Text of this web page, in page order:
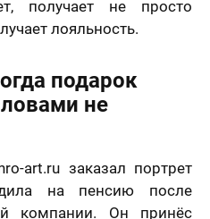
получает не просто
лояльность.
подарок
не
art.ru заказал портрет
на пенсию после
компании. Он принёс